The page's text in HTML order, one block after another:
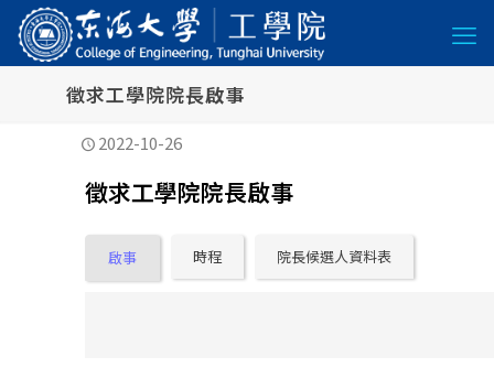
徵求工學院院長啟事
2022-10-26
徵求工學院院長啟事
啟事 時程 院長候選人資料表